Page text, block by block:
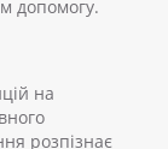
допомогу.
на
розпізнає